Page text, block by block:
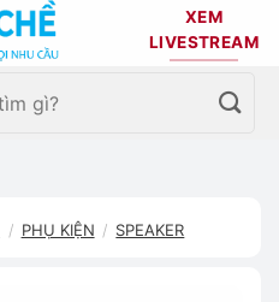
XEM
LIVESTREAM
/ PHỤ KIỆN / SPEAKER